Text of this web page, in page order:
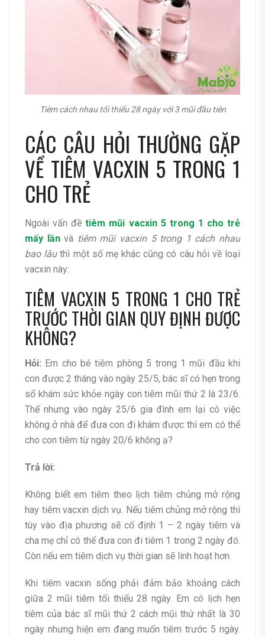
Tiêm cách nhau tối thiểu 28 ngày với 3 mũi đầu tiên
CÁC CÂU HỎI THƯỜNG GẶP
VỀ TIÊM VACXIN 5 TRONG 1
CHO TRẺ
Ngoài vấn đề tiêm mũi vacxin 5 trong 1 cho trẻ
mấy lầnvà tiêm mũi vacxin 5 trong 1 cách nhau
bao lâuthì một số mẹ khác cũng có câu hỏi về loại
vacxin này:
TIÊM VACXIN 5 TRONG 1 CHO TRẺ
TRƯỚC THỜI GIAN QUY ĐỊNH ĐƯỢC
KHÔNG?
Hỏi: Em cho bé tiêm phòng 5 trong 1 mũi đầu khi
con được 2 tháng vào ngày 25/5, bác sĩ có hẹn trong
sổ khám sức khỏe ngày con tiêm mũi thứ 2 là 23/6.
Thế nhưng vào ngày 25/6 gia đình em lại có việc
không ở nhà để đưa con đi khám được thì em có thể
cho con tiêm từ ngày 20/6 không ạ?
Trả lời:
Không biết em tiêm theo lịch tiêm chủng mở rộng
hay tiêm vacxin dịch vụ. Nếu tiêm chủng mở rộng thì
tùy vào địa phương sẽ cố định 1 – 2 ngày tiêm và
cha mẹ chỉ có thể đưa con đi tiêm 1 trong 2 ngày đó.
Còn nếu em tiêm dịch vụ thời gian sẽ linh hoạt hơn.
Khi tiêm vacxin sống phải đảm bảo khoảng cách
giữa 2 mũi tiêm tối thiểu 28 ngày. Em có lịch hẹn
tiêm của bác sĩ mũi thứ 2 cách mũi thứ nhất là 30
ngày nhưng hiện em đang muốn tiêm trước 5 ngày.